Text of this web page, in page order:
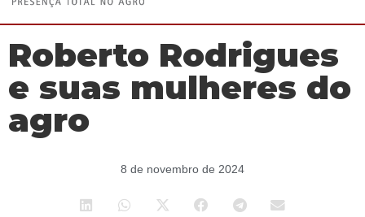
Roberto Rodrigues
e suas mulheres do
agro
8 de novembro de 2024